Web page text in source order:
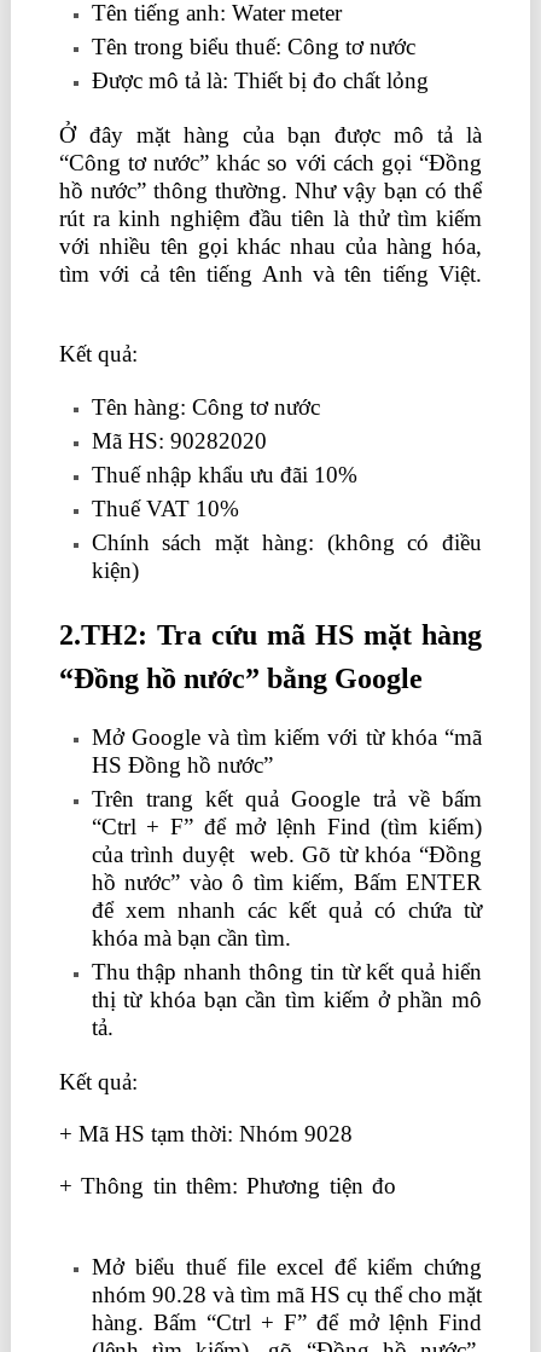
Tên tiếng anh: Water meter
Tên trong biểu thuế: Công tơ nước
Được mô tả là: Thiết bị đo chất lỏng
Ở đây mặt hàng của bạn được mô tả là
“Công tơ nước” khác so với cách gọi “Đồng
hồ nước” thông thường. Như vậy bạn có thể
rút ra kinh nghiệm đầu tiên là thử tìm kiếm
với nhiều tên gọi khác nhau của hàng hóa,
tìm với cả tên tiếng Anh và tên tiếng Việt.
Kết quả:
Tên hàng: Công tơ nước
Mã HS: 90282020
Thuế nhập khẩu ưu đãi 10%
Thuế VAT 10%
Chính sách mặt hàng: (không có điều
kiện)
2.TH2: Tra cứu mã HS mặt hàng
“Đồng hồ nước” bằng Google
Mở Google và tìm kiếm với từ khóa “mã
HS Đồng hồ nước”
Trên trang kết quả Google trả về bấm
“Ctrl + F” để mở lệnh Find (tìm kiếm)
của trình duyệt web. Gõ từ khóa “Đồng
hồ nước” vào ô tìm kiếm, Bấm ENTER
để xem nhanh các kết quả có chứa từ
khóa mà bạn cần tìm.
Thu thập nhanh thông tin từ kết quả hiển
thị từ khóa bạn cần tìm kiếm ở phần mô
tả.
Kết quả:
+ Mã HS tạm thời: Nhóm 9028
+ Thông tin thêm: Phương tiện đo
Mở biểu thuế file excel để kiểm chứng
nhóm 90.28 và tìm mã HS cụ thể cho mặt
hàng. Bấm “Ctrl + F” để mở lệnh Find